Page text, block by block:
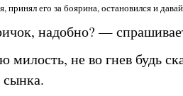
принял его за боярина, остановился и
надобно? —
не во гнев будь